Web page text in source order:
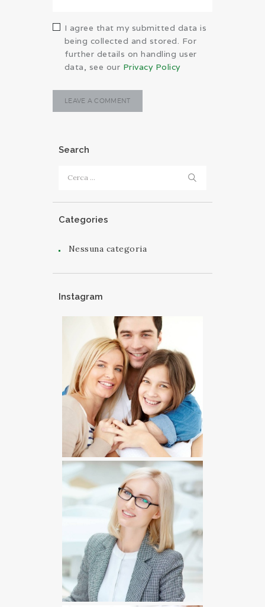
I agree that my submitted data is
being collected and stored. For
further details on handling user
data, see our Privacy Policy
Search
Categories
Nessuna categoria
Instagram